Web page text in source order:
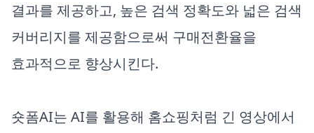
결과를 제공하고, 높은 검색 정확도와 넓은 검색
커버리지를 제공함으로써 구매전환율을
효과적으로 향상시킨다.
숏폼AI는 AI를 활용해 홈쇼핑처럼 긴 영상에서